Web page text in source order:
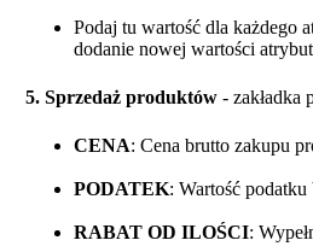
Podaj tu wartość dla każdego
dodanie nowej wartości
5. Sprzedaż produktów - zakładka
CENA: Cena brutto zakupu
PODATEK: Wartość
RABAT OD ILOŚCI: